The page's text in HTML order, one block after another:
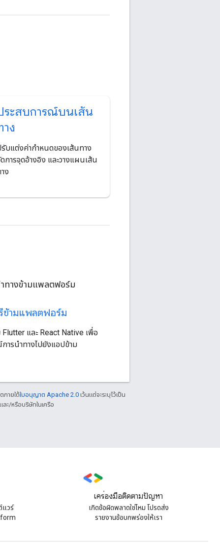
ระสบการณ์บนเส้น
าง
บแต่งค่ากำหนดของเส้นทาง
การจุดอ้างอิง และวางแผนเส้น
ง
าทางข้ามแพลตฟอร์ม
ข้ามแพลตฟอร์ม
Flutter และ React Native เพื่อ
ารนำทางไปยังแอปข้าม
ภายใต้ใบอนุญาต Apache 2.0 เว้นแต่จะระบุไว้เป็น
ละ/หรือบริษัทในเครือ
แวร์
เครื่องมือติดตามปัญหา
เกิดข้อผิดพลาดใช่ไหม โปรดส่ง
รายงานข้อบกพร่องให้เรา